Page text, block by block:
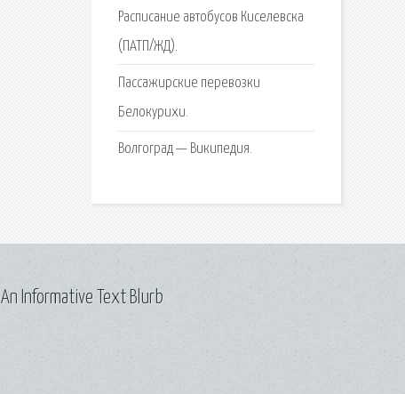
Расписание автобусов Киселевска
(ПАТП/ЖД).
Пассажирские перевозки
Белокурихи.
Волгоград — Википедия.
An Informative Text Blurb